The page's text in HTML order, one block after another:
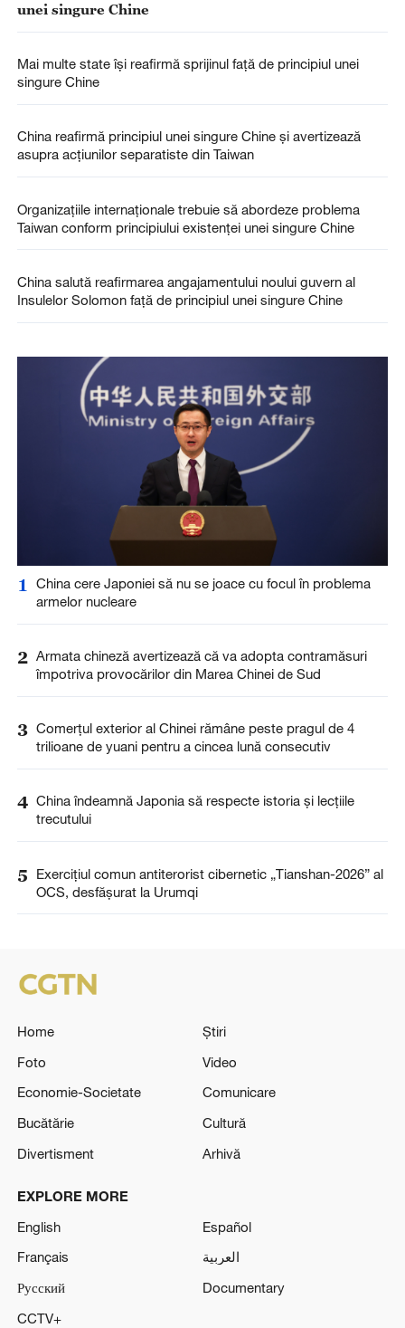
unei singure Chine
Mai multe state își reafirmă sprijinul față de principiul unei
singure Chine
China reafirmă principiul unei singure Chine și avertizează
asupra acțiunilor separatiste din Taiwan
Organizațiile internaționale trebuie să abordeze problema
Taiwan conform principiului existenței unei singure Chine
China salută reafirmarea angajamentului noului guvern al
Insulelor Solomon față de principiul unei singure Chine
1
China cere Japoniei să nu se joace cu focul în problema
armelor nucleare
2 Armata chineză avertizează că va adopta contramăsuri
împotriva provocărilor din Marea Chinei de Sud
3 Comerțul exterior al Chinei rămâne peste pragul de 4
trilioane de yuani pentru a cincea lună consecutiv
4 China îndeamnă Japonia să respecte istoria și lecțiile
trecutului
5
Exercițiul comun antiterorist cibernetic „Tianshan-2026” al
OCS, desfășurat la Urumqi
Home
Știri
Foto
Video
Economie-Societate
Comunicare
Bucătărie
Cultură
Divertisment
Arhivă
EXPLORE MORE
English
Español
Français
العربية
Русский
Documentary
CCTV+